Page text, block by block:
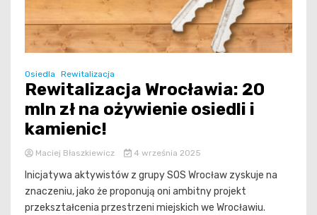
Osiedla Rewitalizacja
Rewitalizacja Wrocławia: 20
mln zł na ożywienie osiedli i
kamienic!
Maciej Błaszkiewicz 4 września 2025
Inicjatywa aktywistów z grupy SOS Wrocław zyskuje na
znaczeniu, jako że proponują oni ambitny projekt
przekształcenia przestrzeni miejskich we Wrocławiu.